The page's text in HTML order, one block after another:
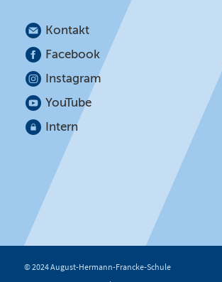
Kontakt
Facebook
Instagram
YouTube
Intern
© 2024 August-Hermann-Francke-Schule